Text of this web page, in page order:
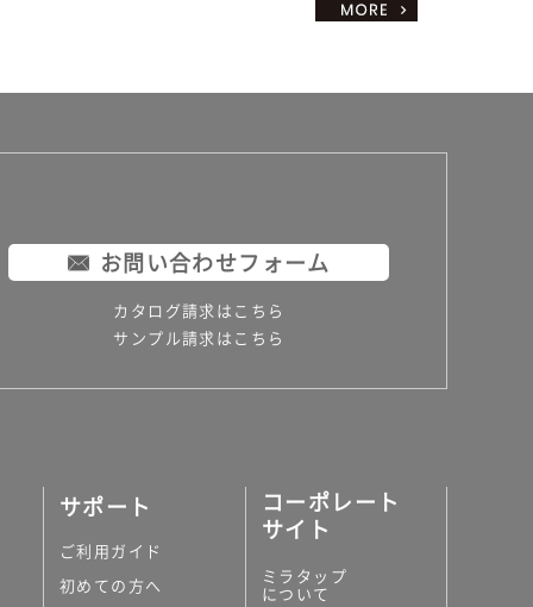
お問い合わせフォーム
カタログ請求はこちら
サンプル請求はこちら
サポート
ご利用ガイド
初めての方へ
コーポレート
サイト
ミラタップ
について